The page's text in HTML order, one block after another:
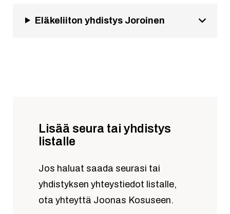
Eläkeliiton yhdistys Joroinen
Lisää seura tai yhdistys
listalle
Jos haluat saada seurasi tai
yhdistyksen yhteystiedot listalle,
ota yhteyttä Joonas Kosuseen.